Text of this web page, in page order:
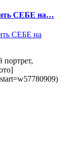
СЕБЕ на…